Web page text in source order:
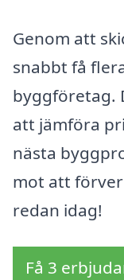
Genom att
snabbt få
byggföretag.
att jämföra
nästa
mot att
redan idag!
Få 3